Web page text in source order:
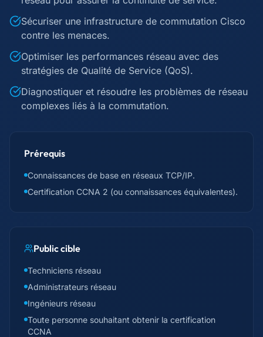
Sécuriser une infrastructure de commutation Cisco
contre les menaces.
Optimiser les performances réseau avec des
stratégies de Qualité de Service (QoS).
Diagnostiquer et résoudre les problèmes de réseau
complexes liés à la commutation.
Prérequis
Connaissances de base en réseaux TCP/IP.
Certification CCNA 2 (ou connaissances équivalentes).
Public cible
Techniciens réseau
Administrateurs réseau
Ingénieurs réseau
Toute personne souhaitant obtenir la certification
CCNA